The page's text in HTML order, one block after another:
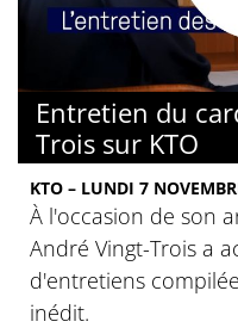
Entretien du
Trois sur KTO
KTO – LUNDI 7
À l'occasion de son
André Vingt-Trois a
d'entretiens
inédit.